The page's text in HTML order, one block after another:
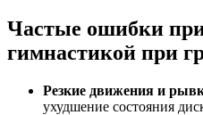
Частые ошибки
гимнастикой при
Резкие движения и
ухудшение состояния